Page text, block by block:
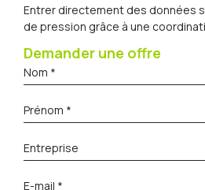
Entrer directement des données
de pression grâce à une
Demander une offre